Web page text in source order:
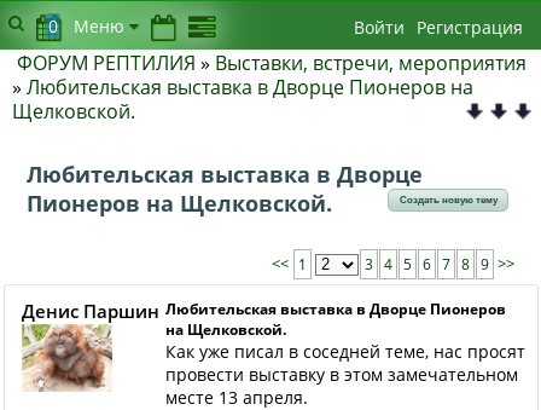
ФОРУМ РЕПТИЛИЯ » Выставки, встречи, мероприятия
» Любительская выставка в Дворце Пионеров на
Щелковской.
Любительская выставка в Дворце
Пионеров на Щелковской.
Создать новую тему
<< 1 3 4 5 6 7 8 9 >>
Денис Паршин Любительская выставка в Дворце Пионеров
на Щелковской.
Как уже писал в соседней теме, нас просят
провести выставку в этом замечательном
месте 13 апреля.
0 Меню Войти Регистрация